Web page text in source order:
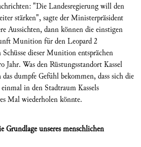
"Die Landesregierung will den
stärken", sagte der Ministerpräsident
Aussichten, dann können die einstigen
Munition für den Leopard 2
dieser Munition entsprächen
Jahr. Was den Rüstungsstandort Kassel
dumpfe Gefühl bekommen, dass sich die
in den Stadtraum Kassels
Mal wiederholen könnte.
unseres menschlichen